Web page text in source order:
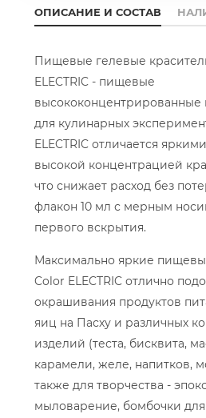
ОПИСАНИЕ И СОСТАВ
Пищевые гелевые
ELECTRIC - пищевые
высококонцентрированные
для кулинарных
ELECTRIC отличается
высокой концентрацией
что снижает расход без
флакон 10 мл с мерным
первого вскрытия.
Максимально яркие
Color ELECTRIC отлично
окрашивания продуктов
яиц на Пасху и различных
изделий (теста, бисквита,
карамели, желе, напитков,
также для творчества -
мыловарение, бомбочки